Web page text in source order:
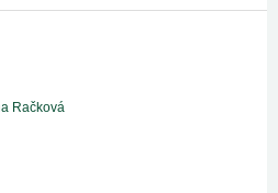
Račková